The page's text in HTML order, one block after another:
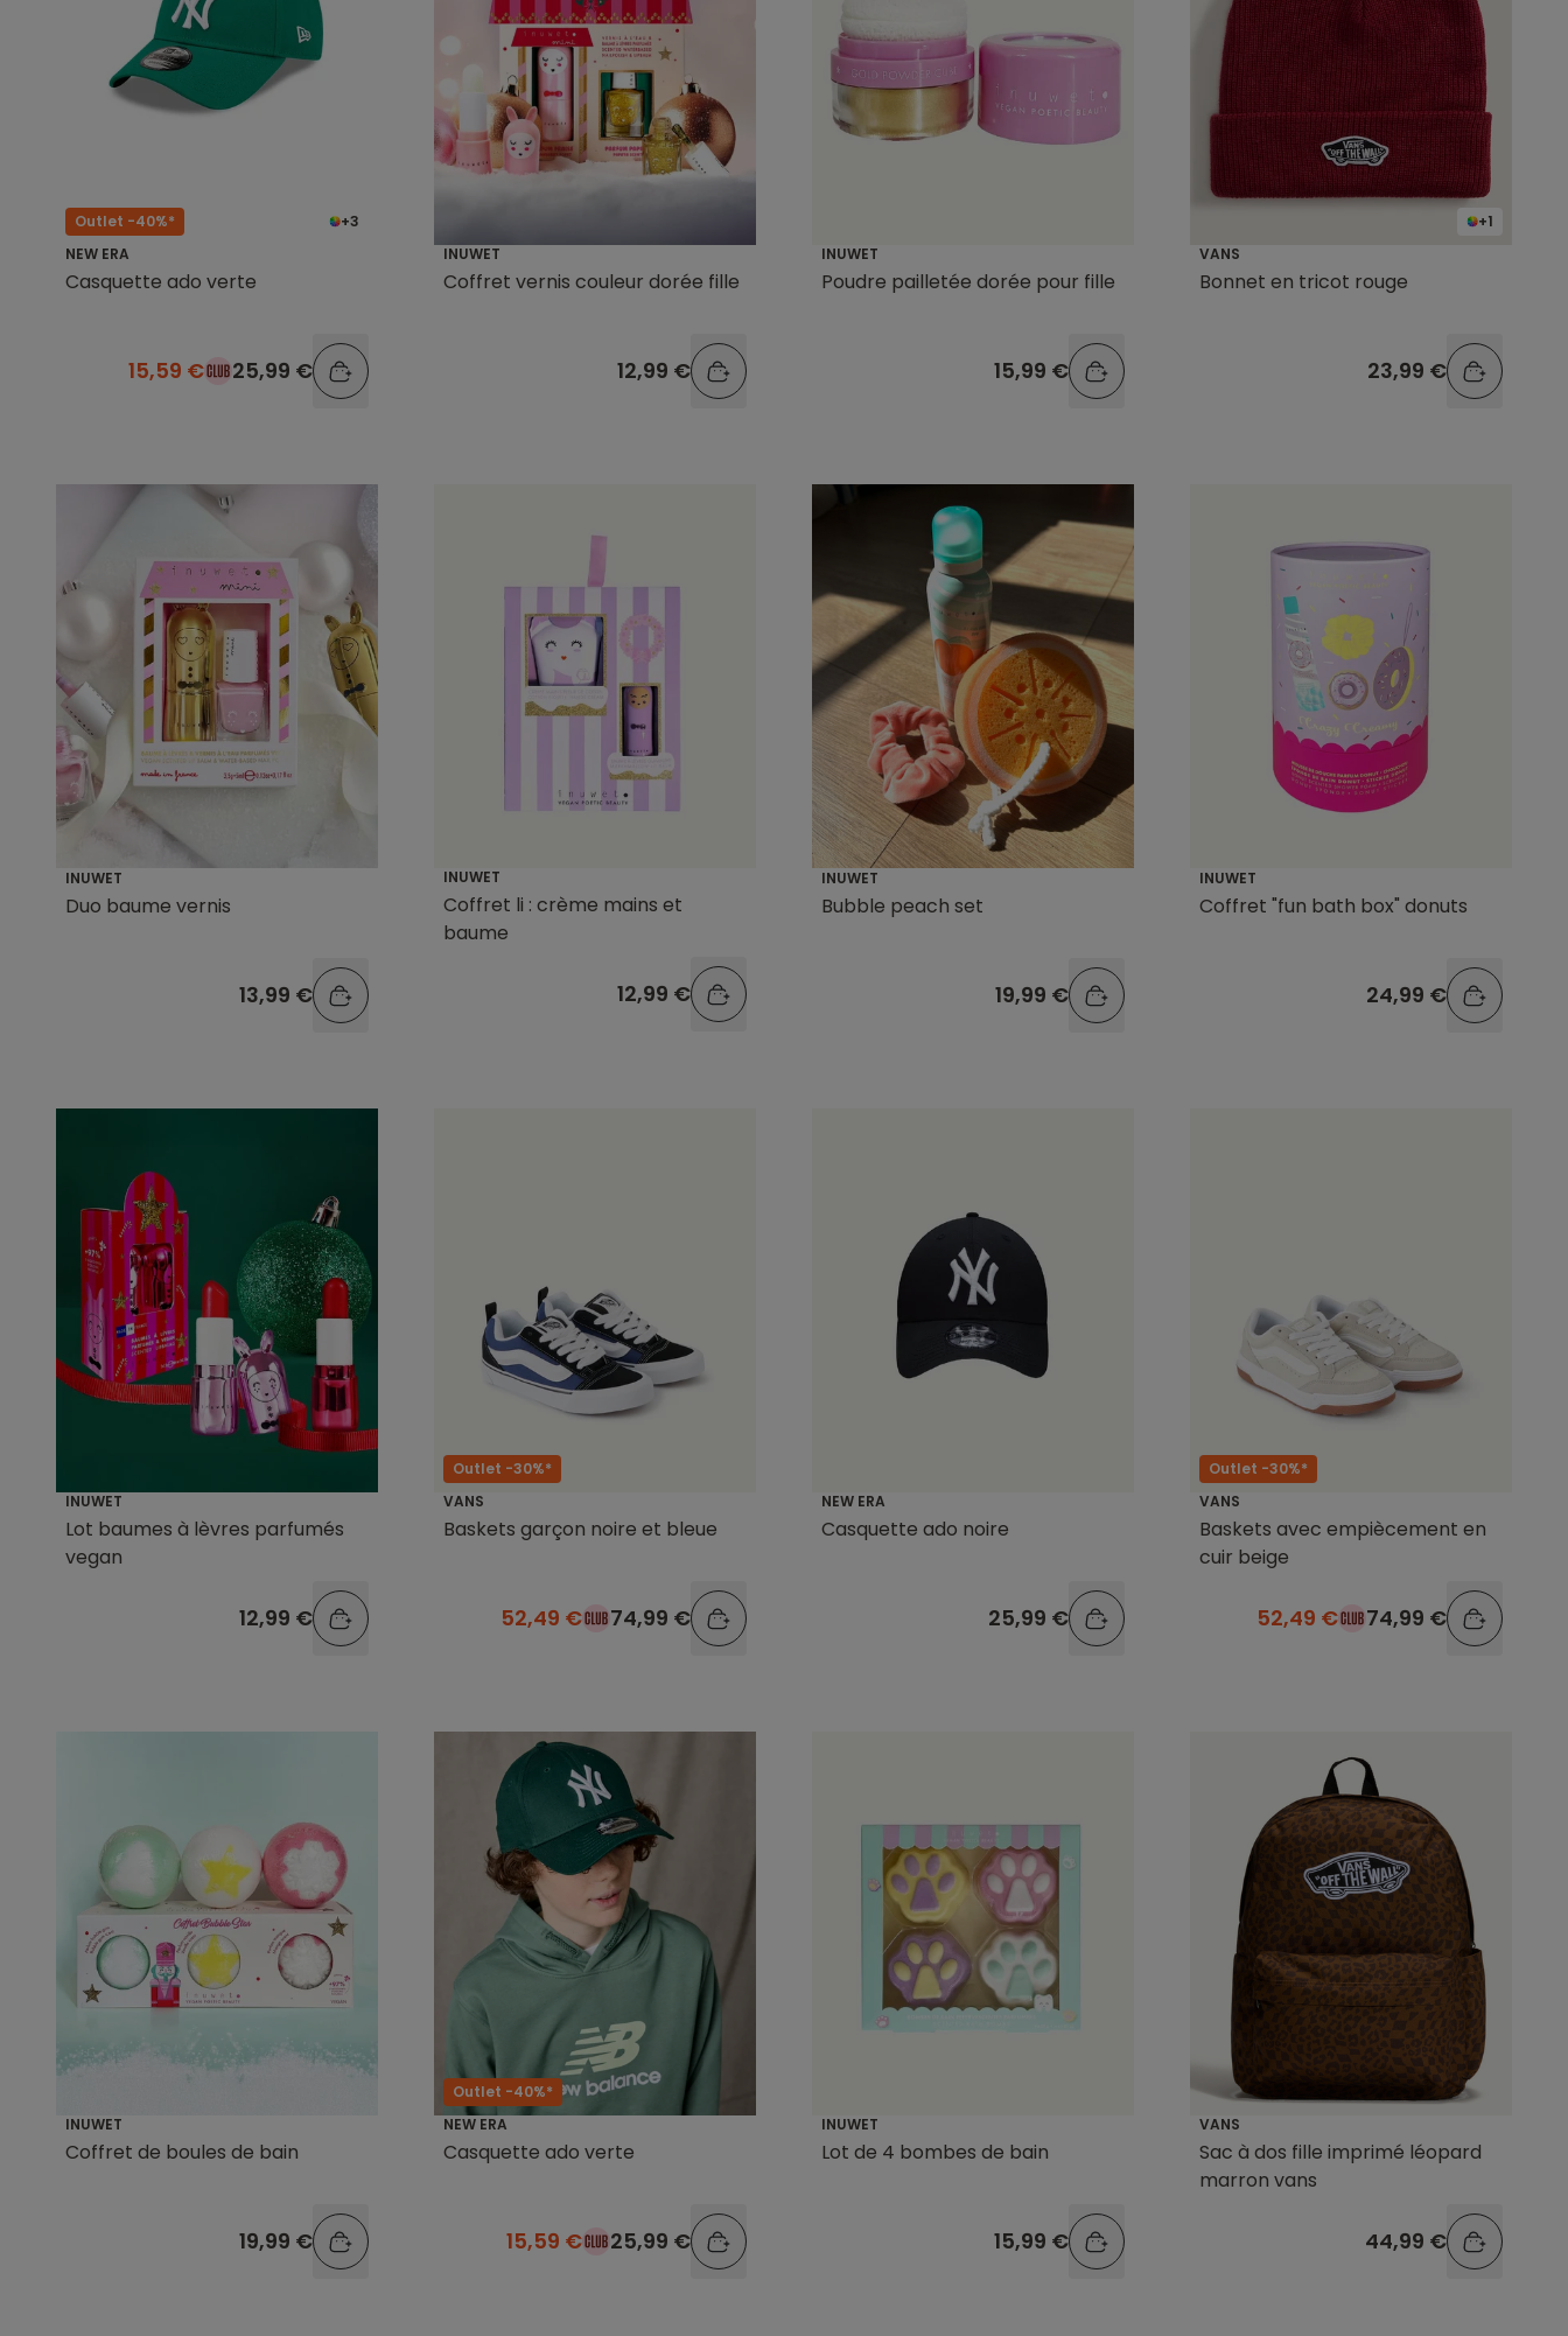
+3
Outlet -40%*
NEW ERA
Casquette ado verte
15,59 € 25,99 €
INUWET
Coffret vernis couleur dorée fille
12,99 €
INUWET
Poudre pailletée dorée pour fille
15,99 €
+1
VANS
Bonnet en tricot rouge
23,99 €
INUWET
Duo baume vernis
13,99 €
INUWET
Coffret li : crème mains et
baume
12,99 €
INUWET
Bubble peach set
19,99 €
INUWET
Coffret "fun bath box" donuts
24,99 €
INUWET
Lot baumes à lèvres parfumés
vegan
12,99 €
Outlet -30%*
VANS
Baskets garçon noire et bleue
52,49 € 74,99 €
NEW ERA
Casquette ado noire
25,99 €
Outlet -30%*
VANS
Baskets avec empiècement en
cuir beige
52,49 € 74,99 €
INUWET
Coffret de boules de bain
19,99 €
Outlet -40%*
NEW ERA
Casquette ado verte
15,59 € 25,99 €
INUWET
Lot de 4 bombes de bain
15,99 €
VANS
Sac à dos fille imprimé léopard
marron vans
44,99 €